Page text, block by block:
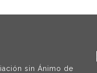
sin Ánimo de